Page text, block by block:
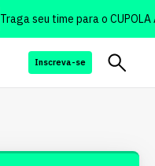
Traga seu time para o CUPOLA
Inscreva-se